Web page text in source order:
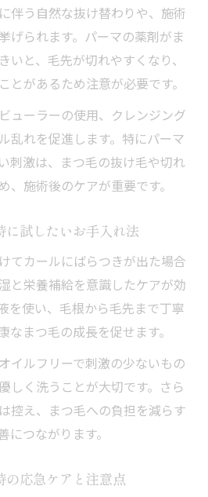
伴う自然な抜け替わりや、施術
げられます。パーマの薬剤がま
いと、毛先が切れやすくなり、
とがあるため注意が必要です。
ューラーの使用、クレンジング
乱れを促進します。特にパーマ
刺激は、まつ毛の抜け毛や切れ
、施術後のケアが重要です。
に試したいお手入れ法
てカールにばらつきが出た場合
と栄養補給を意識したケアが効
を使い、毛根から毛先まで丁寧
なまつ毛の成長を促せます。
イルフリーで刺激の少ないもの
しく洗うことが大切です。さら
控え、まつ毛への負担を減らす
につながります。
の応急ケアと注意点